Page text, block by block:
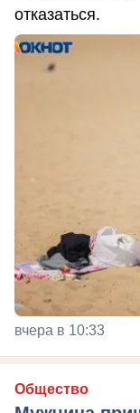
отказаться.
вчера в 10:33
Общество